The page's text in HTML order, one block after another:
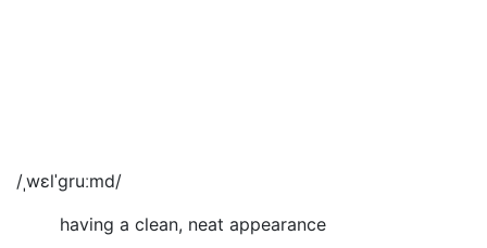
/ˌwɛlˈgruːmd/
having a clean, neat appearance